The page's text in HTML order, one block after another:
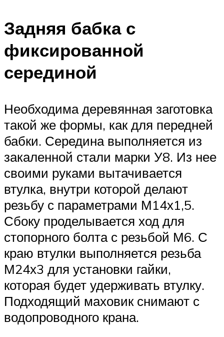
Задняя бабка с
фиксированной
серединой
Необходима деревянная заготовка
такой же формы, как для передней
бабки. Середина выполняется из
закаленной стали марки У8. Из нее
своими руками вытачивается
втулка, внутри которой делают
резьбу с параметрами М14х1,5.
Сбоку проделывается ход для
стопорного болта с резьбой М6. С
краю втулки выполняется резьба
М24х3 для установки гайки,
которая будет удерживать втулку.
Подходящий маховик снимают с
водопроводного крана.